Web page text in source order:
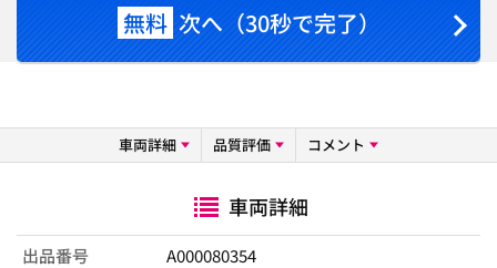
無料 次へ（30秒で完了）
車両詳細 品質評価 コメント
車両詳細
出品番号
A000080354